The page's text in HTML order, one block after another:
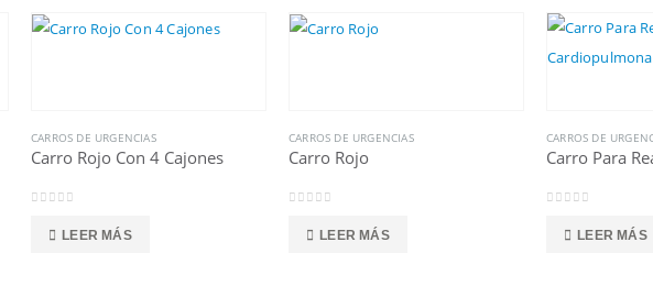
CARROS DE URGENCIAS
Carro Rojo Con 4 Cajones
LEER MÁS
CARROS DE URGENCIAS
Carro Rojo
LEER MÁS
CARROS DE
LEER MÁS